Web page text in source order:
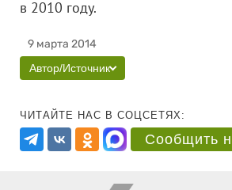
в 2010 году.
9 марта 2014
Автор/Источник
ЧИТАЙТЕ НАС В СОЦСЕТЯХ:
Сообщить